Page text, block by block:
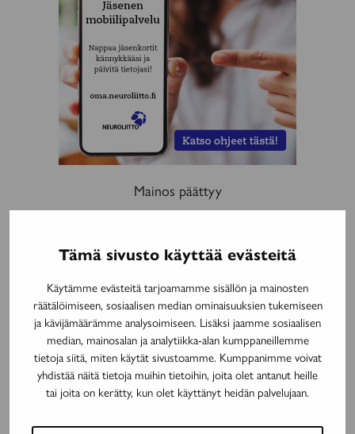
Tämä sivusto käyttää evästeitä
Käytämme evästeitä tarjoamamme sisällön ja mainosten
räätälöimiseen, sosiaalisen median ominaisuuksien tukemiseen
ja kävijämäärämme analysoimiseen. Lisäksi jaamme sosiaalisen
median, mainosalan ja analytiikka-alan kumppaneillemme
tietoja siitä, miten käytät sivustoamme. Kumppanimme voivat
yhdistää näitä tietoja muihin tietoihin, joita olet antanut heille
tai joita on kerätty, kun olet käyttänyt heidän palvelujaan.
Mainos päättyy
Tämä artikkeli julkaistiin myös lehdessä:
Avainsanat:etenevä ms-tauti kytevä tulehdus lääkekehitys
Marjo Nylund
MS-tauti PET-kuvantaminen
Suomen MS-
säätiö tutkimus tutkimusapuraha
Jaa artikkeli